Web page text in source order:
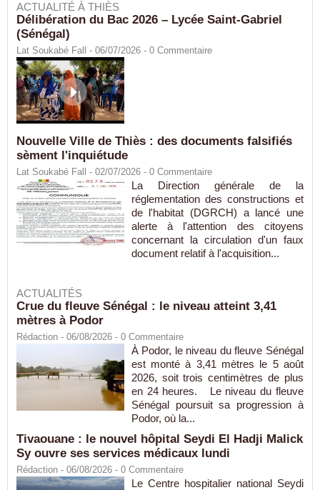
ACTUALITÉ À THIÈS
Délibération du Bac 2026 – Lycée Saint-Gabriel
(Sénégal)
Lat Soukabé Fall - 06/07/2026 - 0 Commentaire
Nouvelle Ville de Thiès : des documents falsifiés
sèment l'inquiétude
Lat Soukabé Fall - 02/07/2026 - 0 Commentaire
La Direction générale de la
réglementation des constructions et
de l'habitat (DGRCH) a lancé une
alerte à l'attention des citoyens
concernant la circulation d'un faux
document relatif à l'acquisition...
ACTUALITÉS
Crue du fleuve Sénégal : le niveau atteint 3,41
mètres à Podor
Rédaction - 06/08/2026 - 0 Commentaire
À Podor, le niveau du fleuve Sénégal
est monté à 3,41 mètres le 5 août
2026, soit trois centimètres de plus
en 24 heures. Le niveau du fleuve
Sénégal poursuit sa progression à
Podor, où la...
Tivaouane : le nouvel hôpital Seydi El Hadji Malick
Sy ouvre ses services médicaux lundi
Rédaction - 06/08/2026 - 0 Commentaire
Le Centre hospitalier national Seydi